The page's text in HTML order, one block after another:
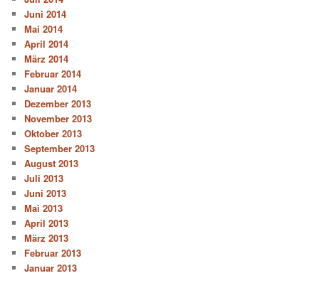
Juni 2014
Mai 2014
April 2014
März 2014
Februar 2014
Januar 2014
Dezember 2013
November 2013
Oktober 2013
September 2013
August 2013
Juli 2013
Juni 2013
Mai 2013
April 2013
März 2013
Februar 2013
Januar 2013